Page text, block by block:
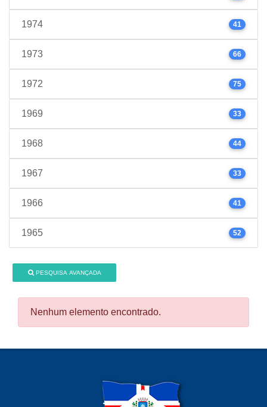
1974 41
1973 66
1972 75
1969 33
1968 44
1967 33
1966 41
1965 52
PESQUISA AVANÇADA
Nenhum elemento encontrado.